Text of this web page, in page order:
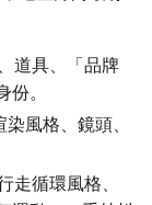
Text
Text
Output
道具、「品牌
。
風格、鏡頭、
走循環風格、